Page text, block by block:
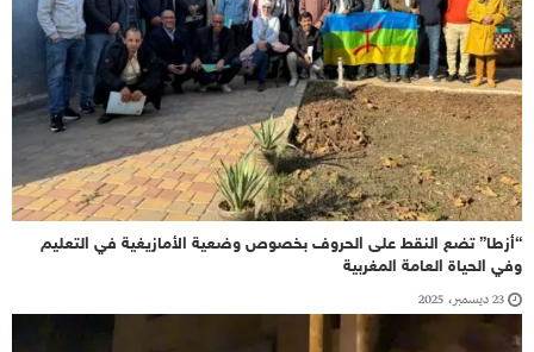
“أزطا” تضع النقط على الحروف بخصوص وضعية الأمازيغية في التعليم
وفي الحياة العامة المغربية
23 ديسمبر، 2025